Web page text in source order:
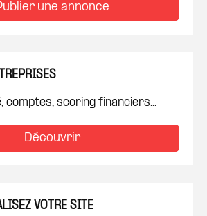
une annonce
comptes, scoring financiers...
Découvrir
VOTRE SITE